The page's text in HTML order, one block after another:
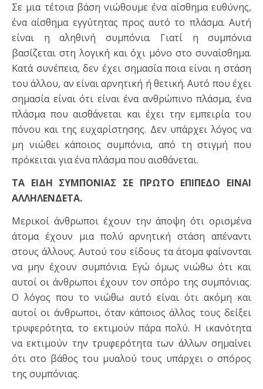
Σε μια τέτοια βάση νιώθουμε ένα αίσθημα ευθύνης,
ένα αίσθημα εγγύτητας προς αυτό το πλάσμα. Αυτή
είναι η αληθινή συμπόνια. Γιατί η συμπόνια
βασίζεται στη λογική και όχι μόνο στο συναίσθημα.
Κατά συνέπεια, δεν έχει σημασία ποια είναι η στάση
του άλλου, αν είναι αρνητική ή θετική. Αυτό που έχει
σημασία είναι ότι είναι ένα ανθρώπινο πλάσμα, ένα
πλάσμα που αισθάνεται και έχει την εμπειρία του
πόνου και της ευχαρίστησης. Δεν υπάρχει λόγος να
μη νιώθει κάποιος συμπόνια, από τη στιγμή που
πρόκειται για ένα πλάσμα που αισθάνεται.
ΤΑ ΕΙΔΗ ΣΥΜΠΟΝΙΑΣ ΣΕ ΠΡΩΤΟ ΕΠΙΠΕΔΟ ΕΙΝΑΙ
ΑΛΛΗΛΕΝΔΕΤΑ.
Μερικοί άνθρωποι έχουν την άποψη ότι ορισμένα
άτομα έχουν μια πολύ αρνητική στάση απέναντι
στους άλλους. Αυτού του είδους τα άτομα φαίνονται
να μην έχουν συμπόνια. Εγώ όμως νιώθω ότι και
αυτοί οι άνθρωποι έχουν τον σπόρο της συμπόνιας.
Ο λόγος που το νιώθω αυτό είναι ότι ακόμη και
αυτοί οι άνθρωποι, όταν κάποιος άλλος τους δείξει
τρυφερότητα, το εκτιμούν πάρα πολύ. Η ικανότητα
να εκτιμούν την τρυφερότητα των άλλων σημαίνει
ότι στο βάθος του μυαλού τους υπάρχει ο σπόρος
της συμπόνιας.